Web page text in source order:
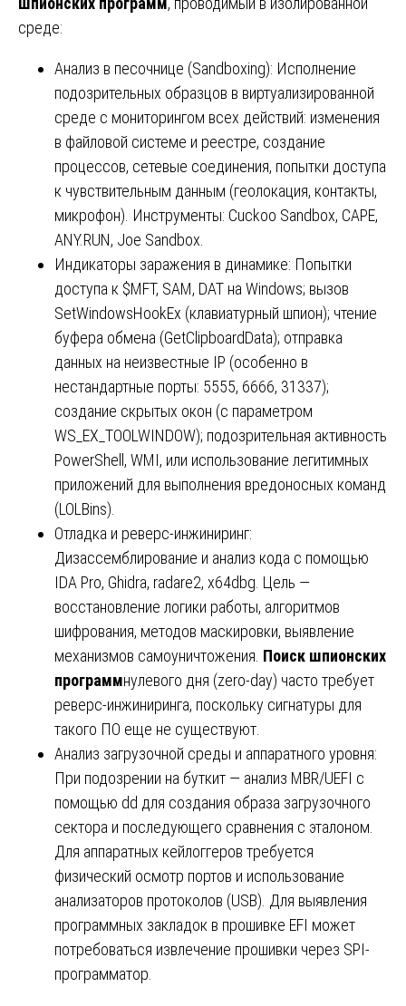
среде:
Анализ в песочнице (Sandboxing): Исполнение
подозрительных образцов в виртуализированной
среде с мониторингом всех действий: изменения
в файловой системе и реестре, создание
процессов, сетевые соединения, попытки доступа
к чувствительным данным (геолокация, контакты,
микрофон). Инструменты: Cuckoo Sandbox, CAPE,
ANY.RUN, Joe Sandbox.
Индикаторы заражения в динамике: Попытки
доступа к $MFT, SAM, DAT на Windows; вызов
SetWindowsHookEx (клавиатурный шпион); чтение
буфера обмена (GetClipboardData); отправка
данных на неизвестные IP (особенно в
нестандартные порты: 5555, 6666, 31337);
создание скрытых окон (с параметром
WS_EX_TOOLWINDOW); подозрительная активность
PowerShell, WMI, или использование легитимных
приложений для выполнения вредоносных команд
(LOLBins).
Отладка и реверс-инжиниринг:
Дизассемблирование и анализ кода с помощью
IDA Pro, Ghidra, radare2, x64dbg. Цель —
восстановление логики работы, алгоритмов
шифрования, методов маскировки, выявление
механизмов самоуничтожения. Поиск шпионских
программнулевого дня (zero-day) часто требует
реверс-инжиниринга, поскольку сигнатуры для
такого ПО еще не существуют.
Анализ загрузочной среды и аппаратного уровня:
При подозрении на буткит — анализ MBR/UEFI с
помощью dd для создания образа загрузочного
сектора и последующего сравнения с эталоном.
Для аппаратных кейлоггеров требуется
физический осмотр портов и использование
анализаторов протоколов (USB). Для выявления
программных закладок в прошивке EFI может
потребоваться извлечение прошивки через SPI-
программатор.